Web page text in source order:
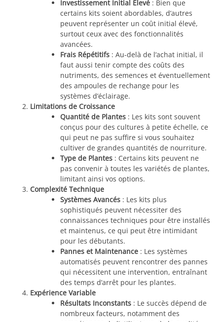
Investissement Initial Élevé : Bien que
certains kits soient abordables, d’autres
peuvent représenter un coût initial élevé,
surtout ceux avec des fonctionnalités
avancées.
Frais Répétitifs : Au-delà de l’achat initial, il
faut aussi tenir compte des coûts des
nutriments, des semences et éventuellement
des ampoules de rechange pour les
systèmes d’éclairage.
Limitations de Croissance
Quantité de Plantes : Les kits sont souvent
conçus pour des cultures à petite échelle, ce
qui peut ne pas suffire si vous souhaitez
cultiver de grandes quantités de nourriture.
Type de Plantes : Certains kits peuvent ne
pas convenir à toutes les variétés de plantes,
limitant ainsi vos options.
Complexité Technique
Systèmes Avancés : Les kits plus
sophistiqués peuvent nécessiter des
connaissances techniques pour être installés
et maintenus, ce qui peut être intimidant
pour les débutants.
Pannes et Maintenance : Les systèmes
automatisés peuvent rencontrer des pannes
qui nécessitent une intervention, entraînant
des temps d’arrêt pour les plantes.
Expérience Variable
Résultats Inconstants : Le succès dépend de
nombreux facteurs, notamment des